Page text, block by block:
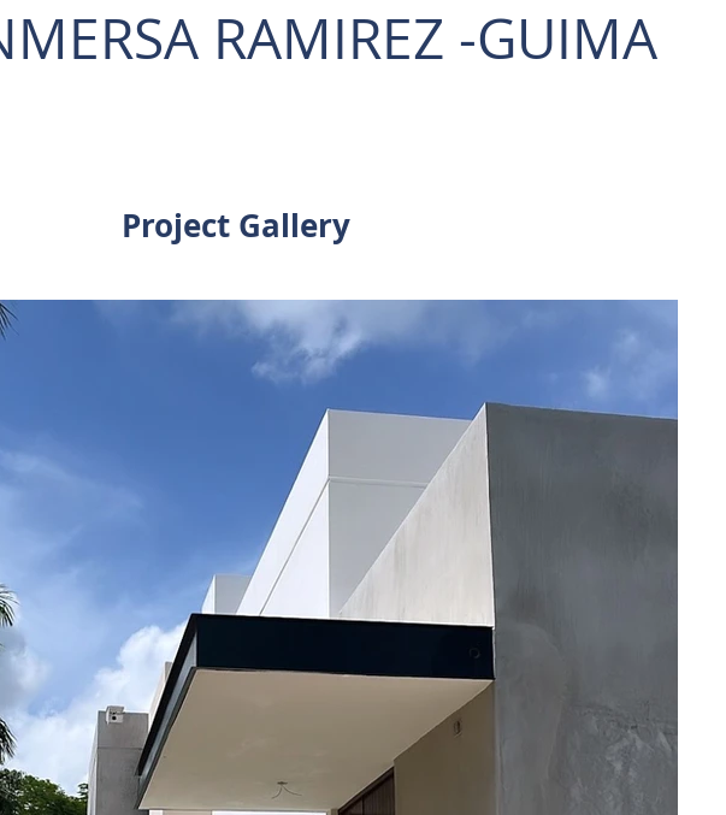
RAMIREZ -GUIMA
Project Gallery